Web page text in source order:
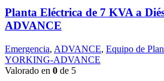
Planta Eléctrica de 7 KVA a
ADVANCE
Emergencia, ADVANCE, Equipo de
YORKING-ADVANCE
Valorado en 0 de 5